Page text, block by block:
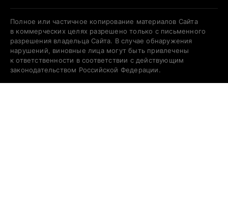
Полное или частичное копирование материалов Сайта
в коммерческих целях разрешено только с письменного
разрешения владельца Сайта. В случае обнаружения
нарушений, виновные лица могут быть привлечены
к ответственности в соответствии с действующим
законодательством Российской Федерации.